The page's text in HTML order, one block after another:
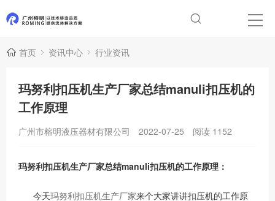
首页 资讯中心 行业资讯
玛努利扣压机生产厂家总结manuli扣压机的
工作原理
广州市榕明液压器材有限公司 2022-07-25 阅读 1152
玛努利扣压机生产厂家总结manuli扣压机的工作原理：
今天玛努利扣压机生产厂家来个大家讲讲扣压机的工作原